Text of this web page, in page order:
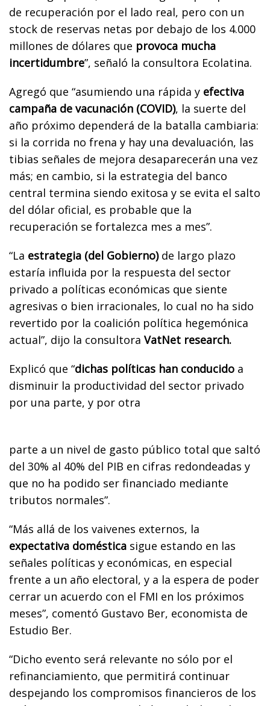
de recuperación por el lado real, pero con un
stock de reservas netas por debajo de los 4.000
millones de dólares que provoca mucha
incertidumbre”, señaló la consultora Ecolatina.
Agregó que “asumiendo una rápida y efectiva
campaña de vacunación (COVID), la suerte del
año próximo dependerá de la batalla cambiaria:
si la corrida no frena y hay una devaluación, las
tibias señales de mejora desaparecerán una vez
más; en cambio, si la estrategia del banco
central termina siendo exitosa y se evita el salto
del dólar oficial, es probable que la
recuperación se fortalezca mes a mes”.
“La estrategia (del Gobierno)de largo plazo
estaría influida por la respuesta del sector
privado a políticas económicas que siente
agresivas o bien irracionales, lo cual no ha sido
revertido por la coalición política hegemónica
actual”, dijo la consultora VatNet research.
Explicó que “dichas políticas han conducido a
disminuir la productividad del sector privado
por una parte, y por otra
parte a un nivel de gasto público total que saltó
del 30% al 40% del PIB en cifras redondeadas y
que no ha podido ser financiado mediante
tributos normales”.
“Más allá de los vaivenes externos, la
expectativa doméstica sigue estando en las
señales políticas y económicas, en especial
frente a un año electoral, y a la espera de poder
cerrar un acuerdo con el FMI en los próximos
meses”, comentó Gustavo Ber, economista de
Estudio Ber.
“Dicho evento será relevante no sólo por el
refinanciamiento, que permitirá continuar
despejando los compromisos financieros de los